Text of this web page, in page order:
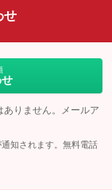
ル
せ
りません。メールア
知されます。無料電話